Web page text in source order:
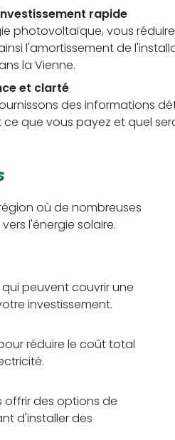
rapide
photovoltaïque, vous
l'amortissement de
la Vienne.
et clarté
des informations
que vous payez et quel
où de nombreuses
l'énergie solaire.
peuvent couvrir une
investissement.
réduire le coût total
offrir des options de
d'installer des